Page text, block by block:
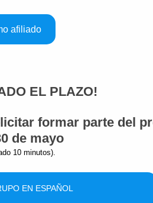
afiliado
EL PLAZO!
formar parte del
de mayo
10 minutos).
EN ESPAÑOL